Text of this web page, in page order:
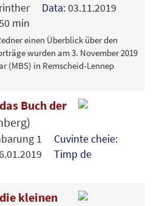
Data:03.11.2019
min
einen Überblick über den
wurden am 3. November 2019
(MBS) in Remscheid-Lennep
Buch der
1 Cuvinte cheie:
Timp de
kleinen